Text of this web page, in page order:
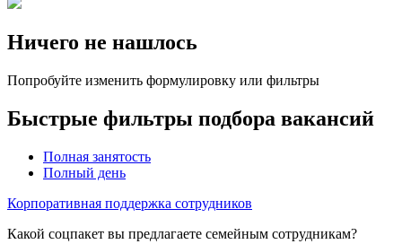
Ничего не нашлось
Попробуйте изменить формулировку или фильтры
Быстрые фильтры подбора вакансий
Полная занятость
Полный день
Корпоративная поддержка сотрудников
Какой соцпакет вы предлагаете семейным сотрудникам?